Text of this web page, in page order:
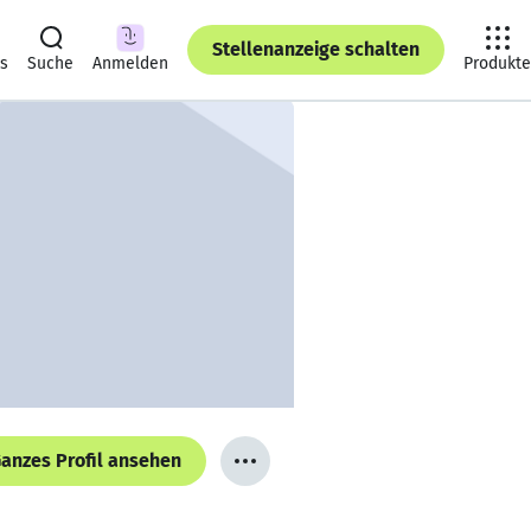
Suche Anmelden
Stellenanzeige schalten
Produkte
Profil ansehen